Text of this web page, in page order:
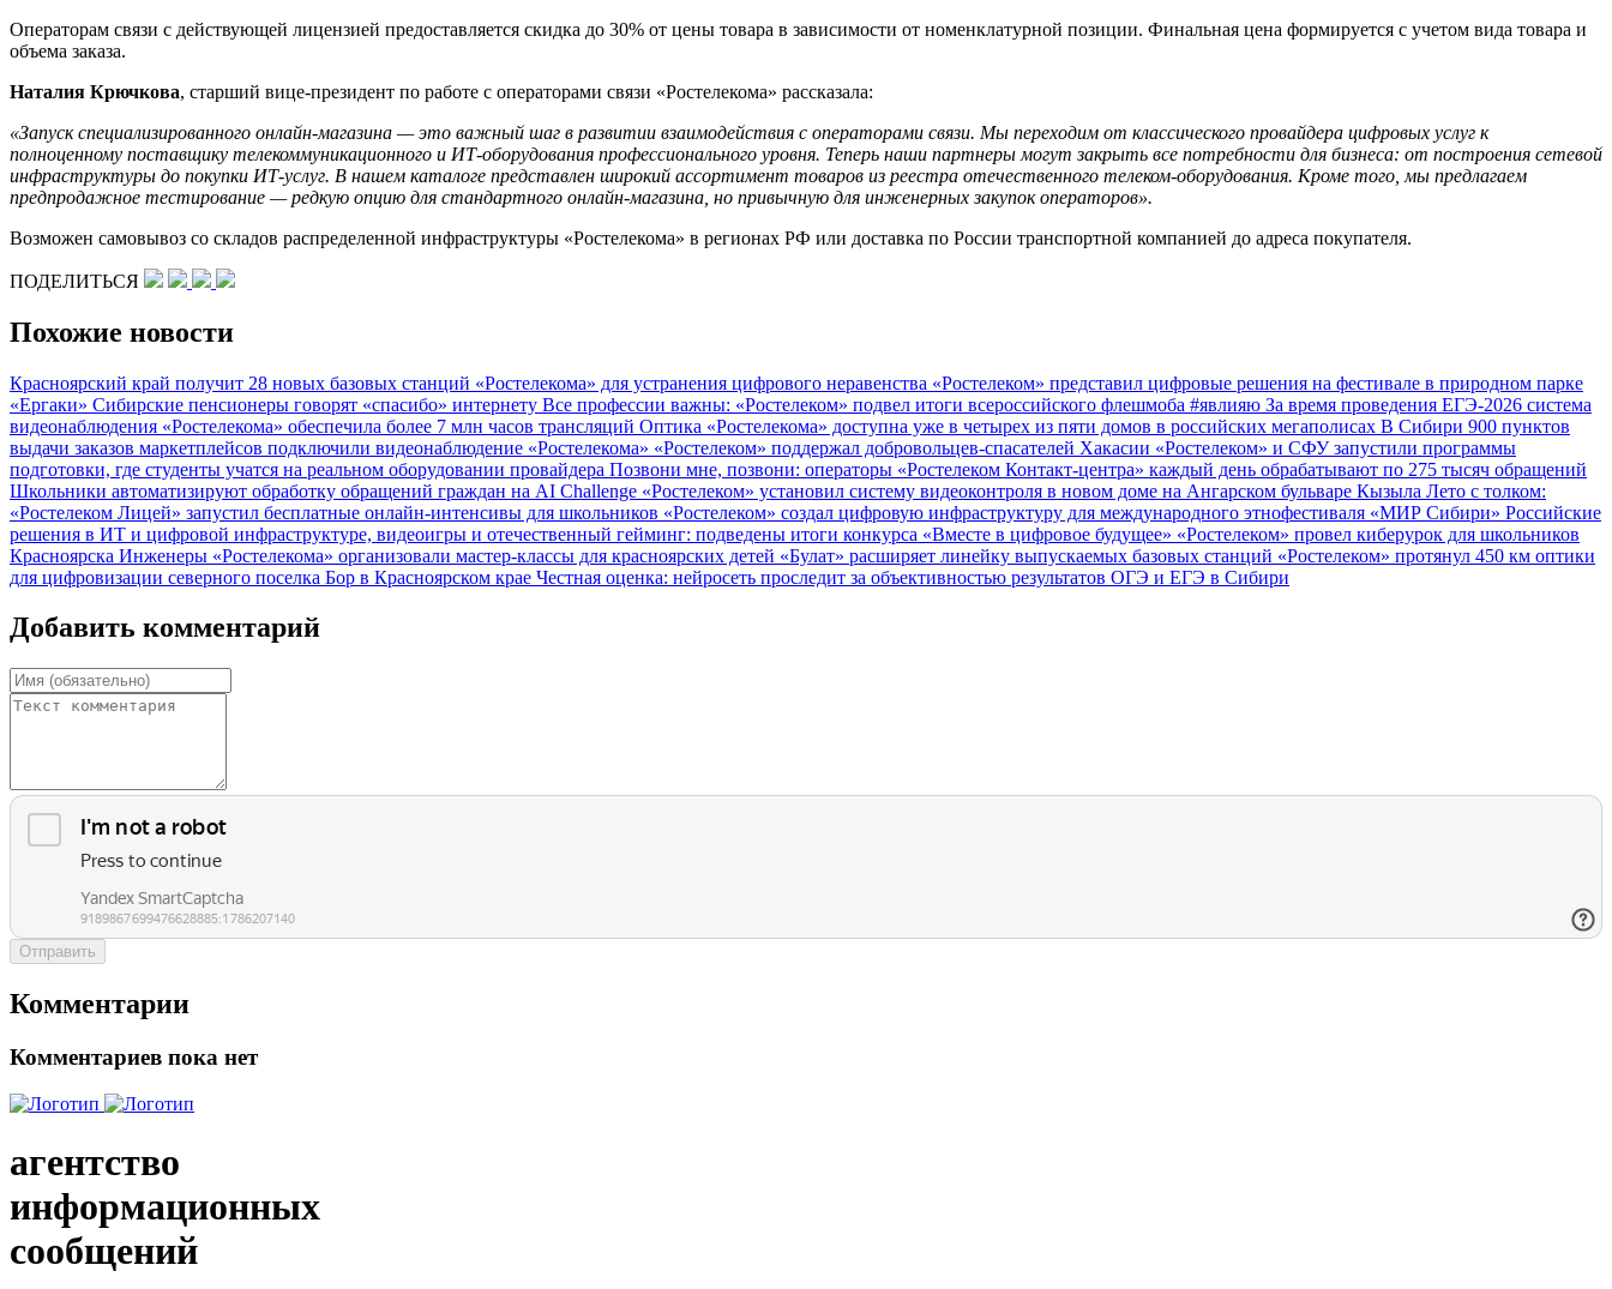
Операторам связи с действующей лицензией предоставляется скидка до 30% от цены товара в зависимости от номенклатурной позиции. Финальная цена формируется с учетом вида товара и
объема заказа.
Наталия Крючкова, старший вице-президент по работе с операторами связи «Ростелекома» рассказала:
«Запуск специализированного онлайн-магазина — это важный шаг в развитии взаимодействия с операторами связи. Мы переходим от классического провайдера цифровых услуг к
полноценному поставщику телекоммуникационного и ИТ-оборудования профессионального уровня. Теперь наши партнеры могут закрыть все потребности для бизнеса: от построения сетевой
инфраструктуры до покупки ИТ-услуг. В нашем каталоге представлен широкий ассортимент товаров из реестра отечественного телеком-оборудования. Кроме того, мы предлагаем
предпродажное тестирование — редкую опцию для стандартного онлайн-магазина, но привычную для инженерных закупок операторов».
Возможен самовывоз со складов распределенной инфраструктуры «Ростелекома» в регионах РФ или доставка по России транспортной компанией до адреса покупателя.
ПОДЕЛИТЬСЯ
Похожие новости
Красноярский край получит 28 новых базовых станций «Ростелекома» для устранения цифрового неравенства «Ростелеком» представил цифровые решения на фестивале в природном парке
«Ергаки» Сибирские пенсионеры говорят «спасибо» интернету Все профессии важны: «Ростелеком» подвел итоги всероссийского флешмоба #явлияю За время проведения ЕГЭ-2026 система
видеонаблюдения «Ростелекома» обеспечила более 7 млн часов трансляций Оптика «Ростелекома» доступна уже в четырех из пяти домов в российских мегаполисах В Сибири 900 пунктов
выдачи заказов маркетплейсов подключили видеонаблюдение «Ростелекома» «Ростелеком» поддержал добровольцев-спасателей Хакасии «Ростелеком» и СФУ запустили программы
подготовки, где студенты учатся на реальном оборудовании провайдера Позвони мне, позвони: операторы «Ростелеком Контакт-центра» каждый день обрабатывают по 275 тысяч обращений
Школьники автоматизируют обработку обращений граждан на AI Challenge «Ростелеком» установил систему видеоконтроля в новом доме на Ангарском бульваре Кызыла Лето с толком:
«Ростелеком Лицей» запустил бесплатные онлайн-интенсивы для школьников «Ростелеком» создал цифровую инфраструктуру для международного этнофестиваля «МИР Сибири» Российские
решения в ИТ и цифровой инфраструктуре, видеоигры и отечественный гейминг: подведены итоги конкурса «Вместе в цифровое будущее» «Ростелеком» провел киберурок для школьников
Красноярска Инженеры «Ростелекома» организовали мастер-классы для красноярских детей «Булат» расширяет линейку выпускаемых базовых станций «Ростелеком» протянул 450 км оптики
для цифровизации северного поселка Бор в Красноярском крае Честная оценка: нейросеть проследит за объективностью результатов ОГЭ и ЕГЭ в Сибири
Добавить комментарий
Отправить
Комментарии
Комментариев пока нет
агентство
информационных
сообщений